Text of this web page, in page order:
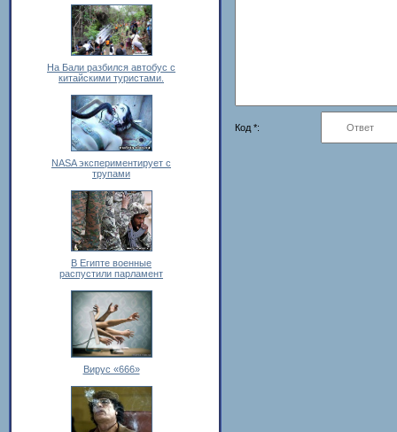
На Бали разбился автобус с
китайскими туристами.
NASA экспериментирует с
трупами
В Египте военные
распустили парламент
Вирус «666»
Код *: